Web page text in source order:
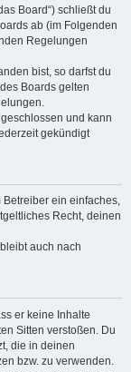
Board“) schließt du
ab (im Folgenden
Regelungen
bist, so darfst du
Boards gelten
und kann
gekündigt
Betreiber ein einfaches,
Recht, deinen
auch nach
er keine Inhalte
Sitten verstoßen. Du
die in deinen
bzw. zu verwenden.